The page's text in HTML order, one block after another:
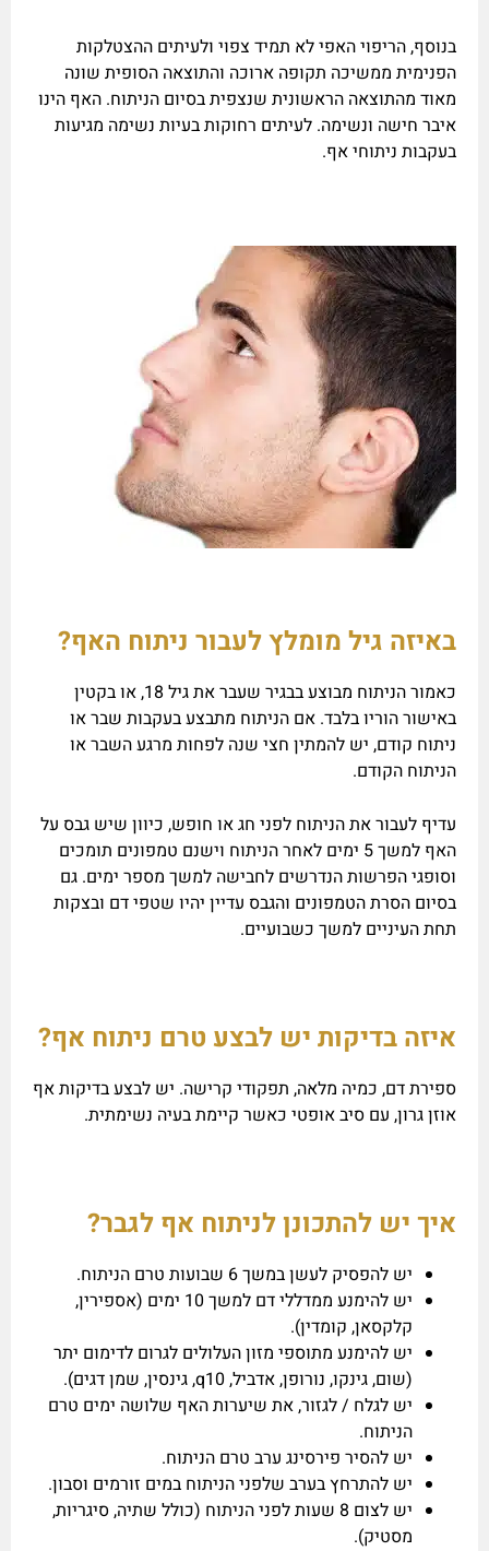
בנוסף, הריפוי האפי לא תמיד צפוי ולעיתים ההצטלקות
הפנימית ממשיכה תקופה ארוכה והתוצאה הסופית שונה
מאוד מהתוצאה הראשונית שנצפית בסיום הניתוח. האף הינו
איבר חישה ונשימה. לעיתים רחוקות בעיות נשימה מגיעות
בעקבות ניתוחי אף.
באיזה גיל מומלץ לעבור ניתוח האף?
כאמור הניתוח מבוצע בבגיר שעבר את גיל 18, או בקטין
באישור הוריו בלבד. אם הניתוח מתבצע בעקבות שבר או
ניתוח קודם, יש להמתין חצי שנה לפחות מרגע השבר או
הניתוח הקודם.
עדיף לעבור את הניתוח לפני חג או חופש, כיוון שיש גבס על
האף למשך 5 ימים לאחר הניתוח וישנם טמפונים תומכים
וסופגי הפרשות הנדרשים לחבישה למשך מספר ימים. גם
בסיום הסרת הטמפונים והגבס עדיין יהיו שטפי דם ובצקות
תחת העיניים למשך כשבועיים.
איזה בדיקות יש לבצע טרם ניתוח אף?
ספירת דם, כמיה מלאה, תפקודי קרישה. יש לבצע בדיקות אף
אוזן גרון, עם סיב אופטי כאשר קיימת בעיה נשימתית.
איך יש להתכונן לניתוח אף לגבר?
יש להפסיק לעשן במשך 6 שבועות טרם הניתוח.
יש להימנע ממדללי דם למשך 10 ימים (אספירין,
קלקסאן, קומדין).
יש להימנע מתוספי מזון העלולים לגרום לדימום יתר
(שום, גינקו, נורופן, אדביל, q10, גינסין, שמן דגים).
יש לגלח / לגזור, את שיערות האף שלושה ימים טרם
הניתוח.
יש להסיר פירסינג ערב טרם הניתוח.
יש להתרחץ בערב שלפני הניתוח במים זורמים וסבון.
יש לצום 8 שעות לפני הניתוח (כולל שתיה, סיגריות,
מסטיק).